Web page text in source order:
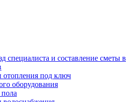
специалиста и составление сметы в
под ключ
оборудования